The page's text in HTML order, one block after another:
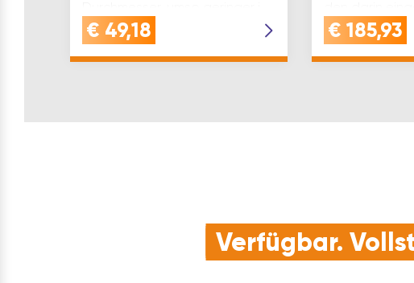
€ 49,18
Abgäng…
€ 185,93
Verfügbar.